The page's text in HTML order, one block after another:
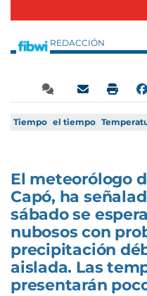
REDACCIÓN
Tiempo el tiempo
El meteorólogo
Capó, ha
sábado se
nubosos con
precipitación
aislada. Las
presentarán